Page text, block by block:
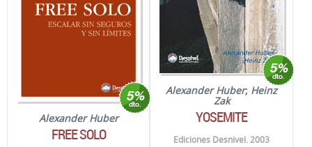
Alexander Huber
FREE SOLO
Alexander Huber; Heinz
Zak
YOSEMITE
Ediciones Desnivel. 2003